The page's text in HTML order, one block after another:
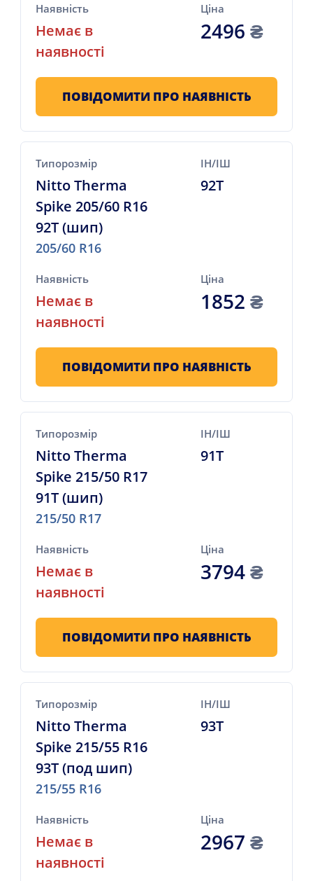
Наявність
Немає в
наявності
Ціна
2496₴
ПОВІДОМИТИ ПРО НАЯВНІСТЬ
Типорозмір
Nitto Therma
Spike 205/60 R16
92T (шип)
205/60 R16
ІН/ІШ
92T
Наявність
Немає в
наявності
Ціна
1852₴
ПОВІДОМИТИ ПРО НАЯВНІСТЬ
Типорозмір
Nitto Therma
Spike 215/50 R17
91T (шип)
215/50 R17
ІН/ІШ
91T
Наявність
Немає в
наявності
Ціна
3794₴
ПОВІДОМИТИ ПРО НАЯВНІСТЬ
Типорозмір
Nitto Therma
Spike 215/55 R16
93T (под шип)
215/55 R16
ІН/ІШ
93T
Наявність
Немає в
наявності
Ціна
2967₴